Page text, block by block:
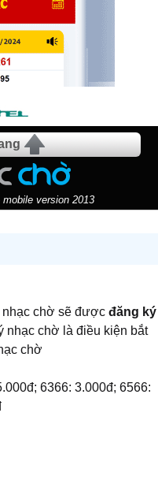
version 2013
nhạc chờ sẽ được đăng ký
nhạc chờ là điều kiện bắt
chờ
6366: 3.000đ; 6566: